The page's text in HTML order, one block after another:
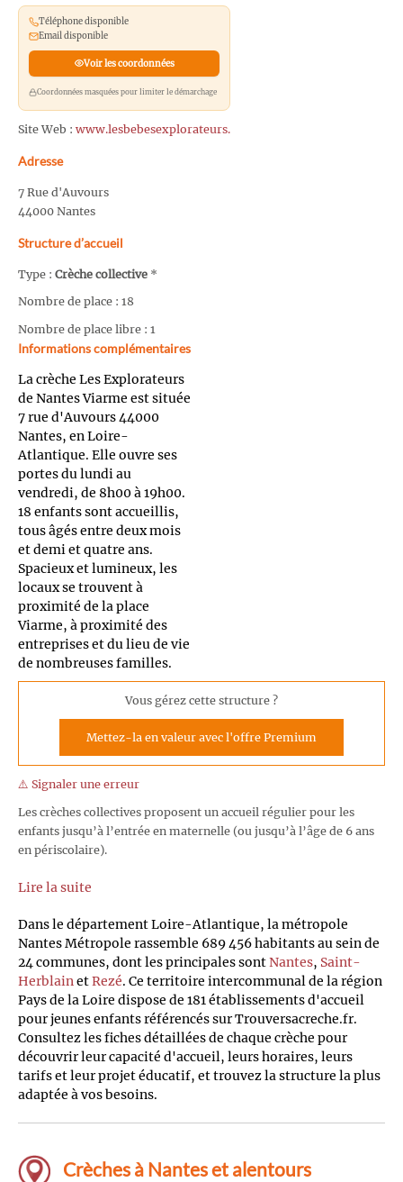
Téléphone disponible
Email disponible
Voir les coordonnées
Coordonnées masquées pour limiter le démarchage
Site Web : www.lesbebesexplorateurs.
Adresse
7 Rue d'Auvours
44000 Nantes
Structure d’accueil
Type : Crèche collective *
Nombre de place : 18
Nombre de place libre : 1
Informations complémentaires
La crèche Les Explorateurs
de Nantes Viarme est située
7 rue d'Auvours 44000
Nantes, en Loire-
Atlantique. Elle ouvre ses
portes du lundi au
vendredi, de 8h00 à 19h00.
18 enfants sont accueillis,
tous âgés entre deux mois
et demi et quatre ans.
Spacieux et lumineux, les
locaux se trouvent à
proximité de la place
Viarme, à proximité des
entreprises et du lieu de vie
de nombreuses familles.
Vous gérez cette structure ?
Mettez-la en valeur avec l'offre Premium
⚠️ Signaler une erreur
Les crèches collectives proposent un accueil régulier pour les
enfants jusqu’à l’entrée en maternelle (ou jusqu’à l’âge de 6 ans
en périscolaire).
Lire la suite
Dans le département Loire-Atlantique, la métropole
Nantes Métropole rassemble 689 456 habitants au sein de
24 communes, dont les principales sontNantes, Saint-
Herblain etRezé. Ce territoire intercommunal de la région
Pays de la Loire dispose de 181 établissements d'accueil
pour jeunes enfants référencés sur Trouversacreche.fr.
Consultez les fiches détaillées de chaque crèche pour
découvrir leur capacité d'accueil, leurs horaires, leurs
tarifs et leur projet éducatif, et trouvez la structure la plus
adaptée à vos besoins.
Crèches à Nantes et alentours